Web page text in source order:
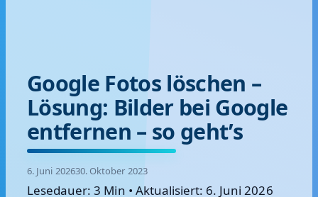
Google Fotos löschen –
Lösung: Bilder bei Google
entfernen – so geht’s
6. Juni 202630. Oktober 2023
Lesedauer: 3 Min • Aktualisiert: 6. Juni 2026